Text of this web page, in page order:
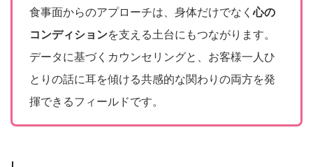
食事面からのアプローチは、身体だけでなく心の
コンディションを支える土台にもつながります。
データに基づくカウンセリングと、お客様一人ひ
とりの話に耳を傾ける共感的な関わりの両方を発
揮できるフィールドです。